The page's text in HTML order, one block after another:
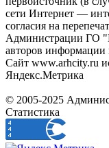
сети Интернет —
согласия на
Администрации ГО
авторов информации
Сайт www.arhcity.ru
Яндекс.Метрика
© 2005-2025
Статистика